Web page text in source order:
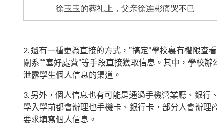
徐玉玉的葬礼上，父亲徐连彬痛哭不已
2. 還有一種更為直接的方式，“搞定”學校裏有權限查
關系”“塞好處費”等手段直接獲取信息。其中，學校
泄露學生個人信息的渠道。
3. 另外，個人信息也有可能是通過手機營業廳、銀行
學入學前都會辦理也手機卡、銀行卡，部分人會辦理
要求填寫個人信息。